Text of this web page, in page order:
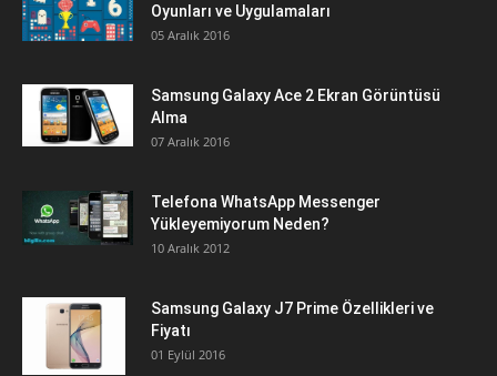
Oyunları ve Uygulamaları
05 Aralık 2016
Samsung Galaxy Ace 2 Ekran Görüntüsü
Alma
07 Aralık 2016
Telefona WhatsApp Messenger
Yükleyemiyorum Neden?
10 Aralık 2012
Samsung Galaxy J7 Prime Özellikleri ve
Fiyatı
01 Eylül 2016